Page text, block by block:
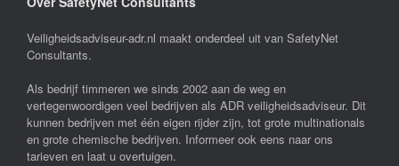
Veiligheidsadviseur-adr.nl maakt onderdeel uit van SafetyNet
Consultants.
Als bedrijf timmeren we sinds 2002 aan de weg en
vertegenwoordigen veel bedrijven als ADR veiligheidsadviseur. Dit
kunnen bedrijven met één eigen rijder zijn, tot grote multinationals
en grote chemische bedrijven. Informeer ook eens naar ons
tarieven en laat u overtuigen.